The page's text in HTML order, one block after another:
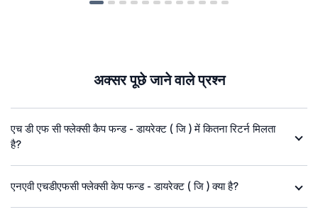
अक्सर पूछे जाने वाले प्रश्न
एच डी एफ सी फ्लेक्सी कैप फन्ड - डायरेक्ट ( जि ) में कितना रिटर्न मिलता
है?
एनएवी एचडीएफसी फ्लेक्सी केप फन्ड - डायरेक्ट ( जि ) क्या है?